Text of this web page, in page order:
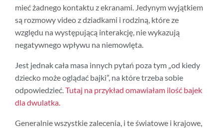
mieć żadnego kontaktu z ekranami. Jedynym wyjątkiem
są rozmowy video z dziadkami i rodziną, które ze
względu na występującą interakcję, nie wykazują
negatywnego wpływu na niemowlęta.
Jest jednak cała masa innych pytań poza tym „od kiedy
dziecko może oglądać bajki”, na które trzeba sobie
odpowiedzieć. Tutaj na przykład omawiałam ilość bajek
dla dwulatka.
Generalnie wszystkie zalecenia, i te światowe i krajowe,